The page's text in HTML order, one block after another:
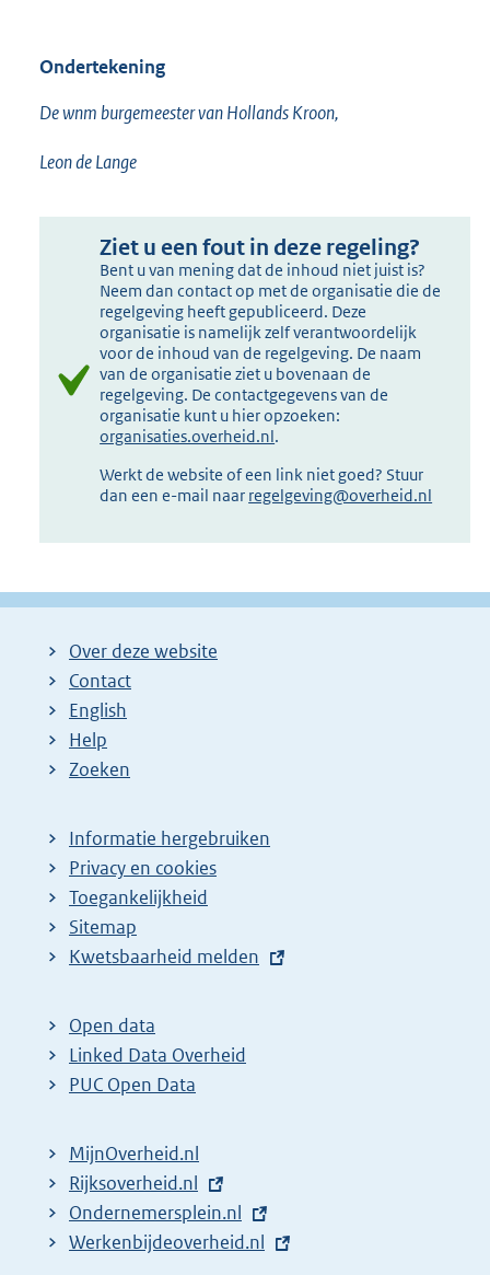
Ondertekening
De wnm burgemeester van Hollands Kroon,
Leon de Lange
Ziet u een fout in deze regeling?
Bent u van mening dat de inhoud niet juist is?
Neem dan contact op met de organisatie die de
regelgeving heeft gepubliceerd. Deze
organisatie is namelijk zelf verantwoordelijk
voor de inhoud van de regelgeving. De naam
van de organisatie ziet u bovenaan de
regelgeving. De contactgegevens van de
organisatie kunt u hier opzoeken:
organisaties.overheid.nl.
Werkt de website of een link niet goed? Stuur
dan een e-mail naar regelgeving@overheid.nl
Over deze website
Contact
English
Help
Zoeken
Informatie hergebruiken
Privacy en cookies
Toegankelijkheid
Sitemap
E
t
e
r
l
i
n
k
Kwetsbaarheid melden
Open data
Linked Data Overheid
PUC Open Data
MijnOverheid.nl
E
x
t
Rijksoverheid.nl
E
x
Ondernemersplein.nl
E
Werkenbijdeoverheid.nl